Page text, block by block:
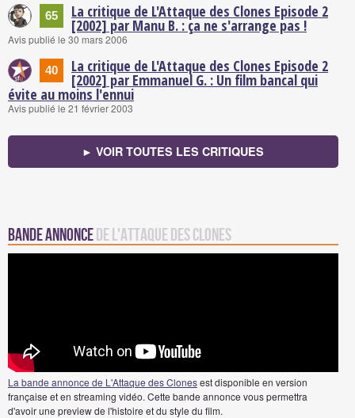
65 La critique de L'Attaque des Clones Episode 2
[2002] par Manu B. : ça ne s'arrange pas !
Avis publié le 30 mars 2006
40 La critique de L'Attaque des Clones Episode 2
[2002] par Emmanuel G. : Un film bancal qui
évite au moins l'ennui
Avis publié le 21 février 2003
► VOIR TOUTES LES CRITIQUES
Bande annoncede L'Attaque des Clones
La bande annonce de L'Attaque des Clonesest disponible en version
française et en streaming vidéo. Cette bande annonce vous permettra
d'avoir une preview de l'histoire et du style du film.